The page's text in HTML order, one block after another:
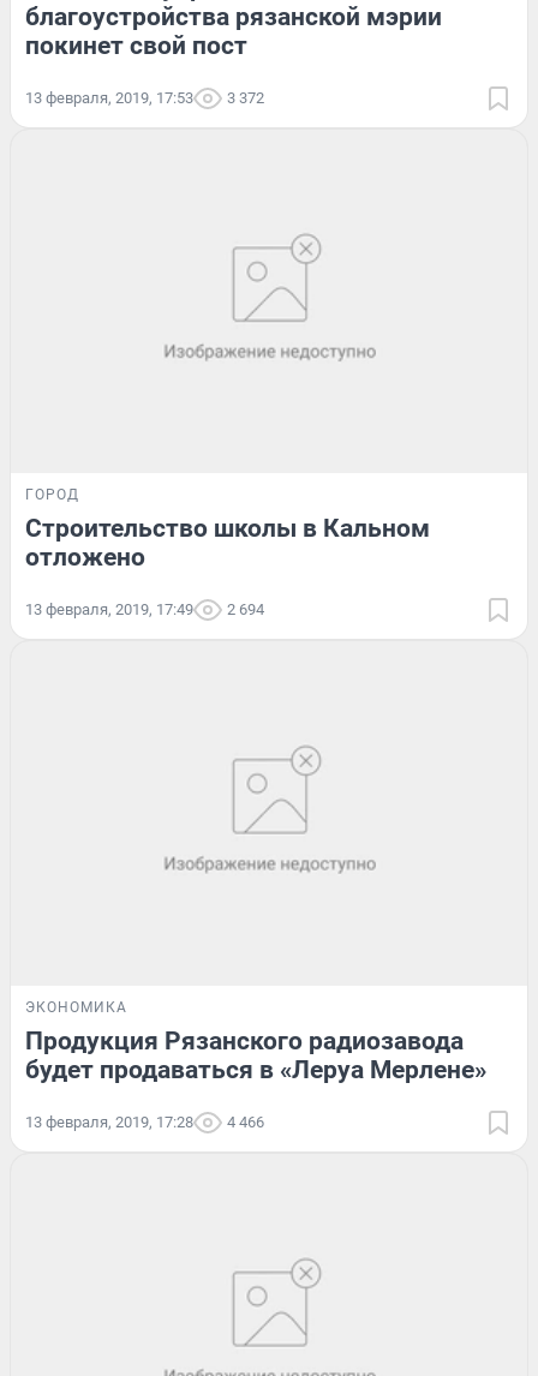
благоустройства рязанской мэрии
покинет свой пост
13 февраля, 2019, 17:53 3 372
ГОРОД
Строительство школы в Кальном
отложено
13 февраля, 2019, 17:49 2 694
ЭКОНОМИКА
Продукция Рязанского радиозавода
будет продаваться в «Леруа Мерлене»
13 февраля, 2019, 17:28 4 466